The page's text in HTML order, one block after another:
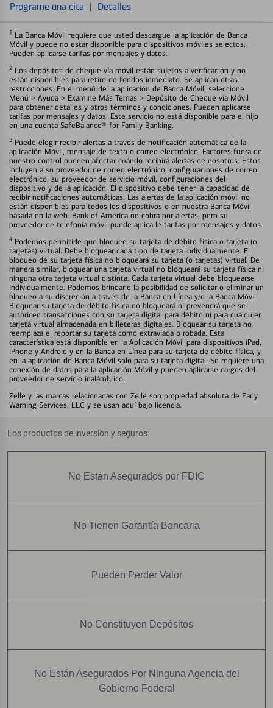
Programe una cita | Detalles
1 La Banca Móvil requiere que usted descargue la aplicación de Banca
Móvil y puede no estar disponible para dispositivos móviles selectos.
Pueden aplicarse tarifas por mensajes y datos.
2 Los depósitos de cheque vía móvil están sujetos a verificación y no
están disponibles para retiro de fondos inmediato. Se aplican otras
restricciones. En el menú de la aplicación de Banca Móvil, seleccione
Menú > Ayuda > Examine Más Temas > Depósito de Cheque vía Móvil
para obtener detalles y otros términos y condiciones. Pueden aplicarse
tarifas por mensajes y datos. Este servicio no está disponible para el hijo
en una cuenta SafeBalance® for Family Banking.
3 Puede elegir recibir alertas a través de notificación automática de la
aplicación Móvil, mensaje de texto o correo electrónico. Factores fuera de
nuestro control pueden afectar cuándo recibirá alertas de nosotros. Estos
incluyen a su proveedor de correo electrónico, configuraciones de correo
electrónico, su proveedor de servicio móvil, configuraciones del
dispositivo y de la aplicación. El dispositivo debe tener la capacidad de
recibir notificaciones automáticas. Las alertas de la aplicación móvil no
están disponibles para todos los dispositivos o en nuestra Banca Móvil
basada en la web. Bank of America no cobra por alertas, pero su
proveedor de telefonía móvil puede aplicarle tarifas por mensajes y datos.
4 Podemos permitirle que bloquee su tarjeta de débito física o tarjeta (o
tarjetas) virtual. Debe bloquear cada tipo de tarjeta individualmente. El
bloqueo de su tarjeta física no bloqueará su tarjeta (o tarjetas) virtual. De
manera similar, bloquear una tarjeta virtual no bloqueará su tarjeta física ni
ninguna otra tarjeta virtual distinta. Cada tarjeta virtual debe bloquearse
individualmente. Podemos brindarle la posibilidad de solicitar o eliminar un
bloqueo a su discreción a través de la Banca en Línea y/o la Banca Móvil.
Bloquear su tarjeta de débito física no bloqueará ni prevendrá que se
autoricen transacciones con su tarjeta digital para débito ni para cualquier
tarjeta virtual almacenada en billeteras digitales. Bloquear su tarjeta no
reemplaza el reportar su tarjeta como extraviada o robada. Esta
característica está disponible en la Aplicación Móvil para dispositivos iPad,
iPhone y Android y en la Banca en Línea para su tarjeta de débito física, y
en la aplicación de Banca Móvil solo para su tarjeta digital. Se requiere una
conexión de datos para la aplicación Móvil y pueden aplicarse cargos del
proveedor de servicio inalámbrico.
Zelle y las marcas relacionadas con Zelle son propiedad absoluta de Early
Warning Services, LLC y se usan aquí bajo licencia.
Los productos de inversión y seguros:
No Están Asegurados por FDIC
No Tienen Garantía Bancaria
Pueden Perder Valor
No Constituyen Depósitos
No Están Asegurados Por Ninguna Agencia del
Gobierno Federal